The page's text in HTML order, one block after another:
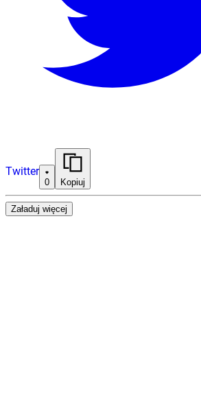
Twitter
0 Kopiuj
Załaduj więcej